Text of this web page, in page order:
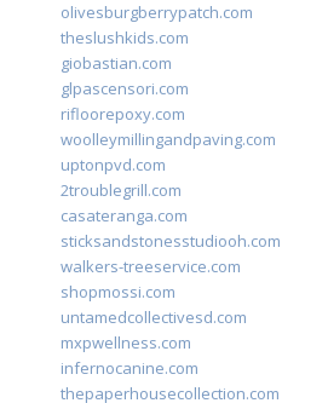
olivesburgberrypatch.com
theslushkids.com
giobastian.com
glpascensori.com
rifloorepoxy.com
woolleymillingandpaving.com
uptonpvd.com
2troublegrill.com
casateranga.com
sticksandstonesstudiooh.com
walkers-treeservice.com
shopmossi.com
untamedcollectivesd.com
mxpwellness.com
infernocanine.com
thepaperhousecollection.com